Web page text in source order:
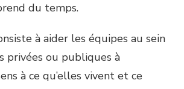
du temps.
à aider les équipes au sein
privées ou publiques à
à ce qu’elles vivent et ce